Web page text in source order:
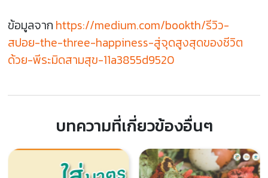
ข้อมูลจาก https://medium.com/bookth/รีวิว-
สปอย-the-three-happiness-สู่จุดสูงสุดของชีวิต
ด้วย-พีระมิดสามสุข-11a3855d9520
บทความที่เกี่ยวข้องอื่นๆ